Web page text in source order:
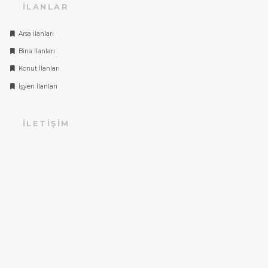
İLANLAR
Arsa İlanları
Bina İlanları
Konut İlanları
İşyeri İlanları
İLETIŞIM